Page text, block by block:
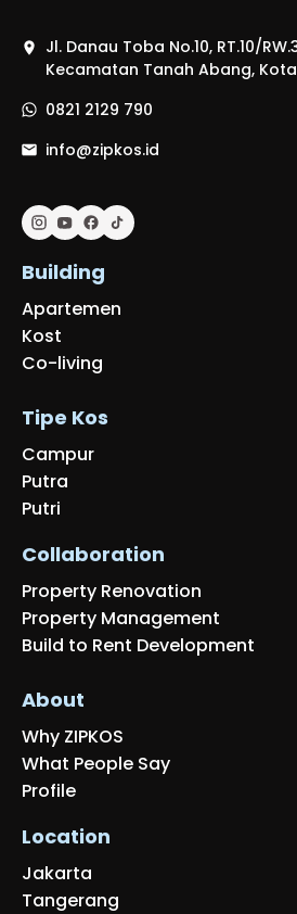
Jl. Danau Toba No.10, RT.10/
Kecamatan Tanah Abang,
0821 2129 790
info@zipkos.id
Building
Apartemen
Kost
Co-living
Tipe Kos
Campur
Putra
Putri
Collaboration
Property Renovation
Property Management
Build to Rent Development
About
Why ZIPKOS
What People Say
Profile
Location
Jakarta
Tangerang